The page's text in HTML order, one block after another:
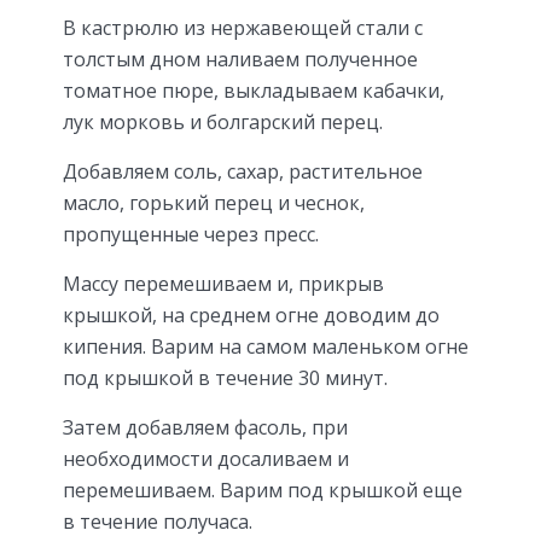
В кастрюлю из нержавеющей стали с
толстым дном наливаем полученное
томатное пюре, выкладываем кабачки,
лук морковь и болгарский перец.
Добавляем соль, сахар, растительное
масло, горький перец и чеснок,
пропущенные через пресс.
Массу перемешиваем и, прикрыв
крышкой, на среднем огне доводим до
кипения. Варим на самом маленьком огне
под крышкой в течение 30 минут.
Затем добавляем фасоль, при
необходимости досаливаем и
перемешиваем. Варим под крышкой еще
в течение получаса.